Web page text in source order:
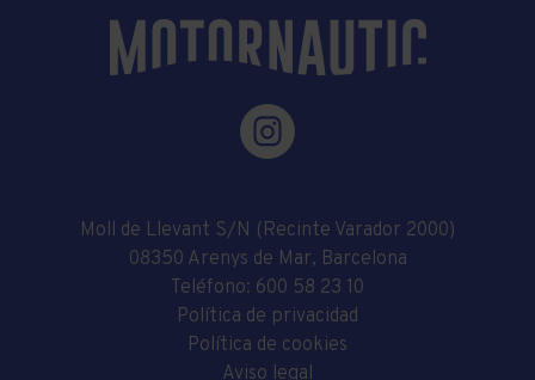
Moll de Llevant S/N (Recinte Varador 2000)
08350 Arenys de Mar, Barcelona
Teléfono: 600 58 23 10
Política de privacidad
Política de cookies
Aviso legal